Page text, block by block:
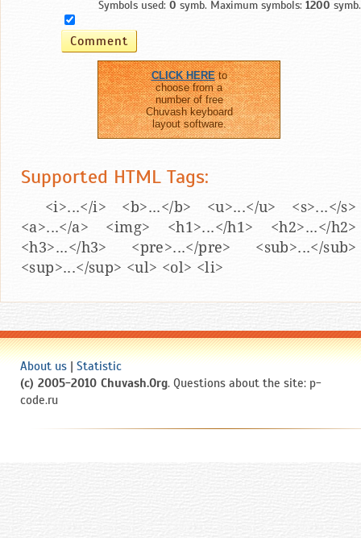
Symbols used: 0 symb. Maximum symbols: 1200 symb.
CLICK HEREto
choose from a
number of free
Chuvash keyboard
layout software.
Supported HTML Tags:
<i>...</i> <b>...</b> <u>...</u> <s>...</s>
<a>...</a> <img> <h1>...</h1> <h2>...</h2>
<h3>...</h3> <pre>...</pre> <sub>...</sub>
<sup>...</sup> <ul> <ol> <li>
About us | Statistic
(c) 2005-2010 Chuvash.Org. Questions about the site: p-
code.ru